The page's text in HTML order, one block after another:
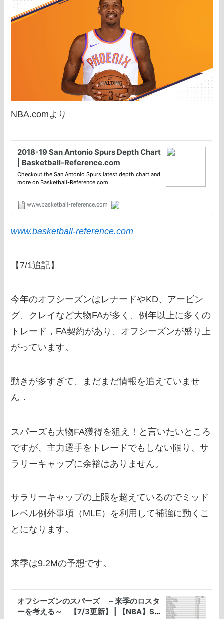
NBA.comより
www.basketball-reference.com
【7/1追記】
今年のオフシーズンはレナードやKD、アービン
グ、クレイなど大物FAが多く、例年以上に多くの
トレード，FA契約があり、オフシーズンが盛り上
がっています。
動きが多すぎて、まだまだ情報を追えていませ
ん．
スパーズも大物FA獲得を狙え！と言いたいところ
ですが、主力選手をトレードでもしない限り、サ
ラリーキャップに余裕はありません。
サラリーキャップの上限を超えているのでミッド
レベル例外事項（MLE）を利用して補強に動くこ
とになります。
来季は9.2Mの予想です。